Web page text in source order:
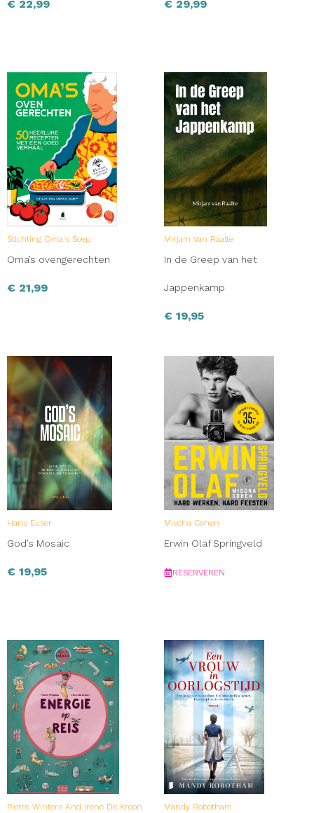
€ 22,99 € 29,99
Stichting Oma's Soep
Oma’s ovengerechten
€ 21,99
Mirjam Van Raalte
In de Greep van het
Jappenkamp
€ 19,95
Hans Euser
God’s Mosaic
€ 19,95
Mischa Cohen
Erwin Olaf Springveld
RESERVEREN
Pierre Winters And Irene De Kroon Mandy Robotham